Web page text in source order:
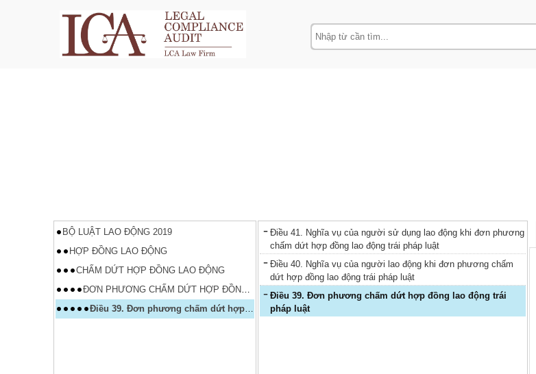
BỘ LUẬT LAO ĐỘNG 2019
HỢP ĐỒNG LAO ĐỘNG
CHẤM DỨT HỢP ĐỒNG LAO ĐỘNG
ĐƠN PHƯƠNG CHẤM DỨT HỢP ĐỒNG LAO ĐỘNG TRÁI PHÁP LUẬT
Điều 39. Đơn phương chấm dứt hợp đồng lao động trái pháp luật
Điều 41. Nghĩa vụ của người sử dụng lao động khi đơn phương
chấm dứt hợp đồng lao động trái pháp luật
Điều 40. Nghĩa vụ của người lao động khi đơn phương chấm
dứt hợp đồng lao động trái pháp luật
Điều 39. Đơn phương chấm dứt hợp đồng lao động trái
pháp luật